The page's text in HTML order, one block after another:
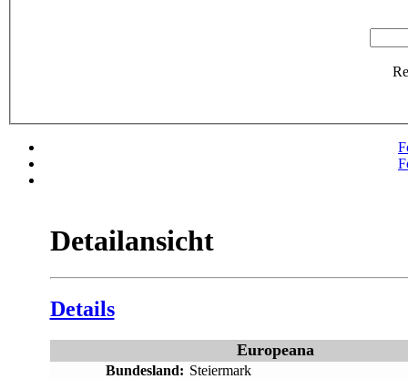
Detailansicht
Details
Europeana
Bundesland: Steiermark